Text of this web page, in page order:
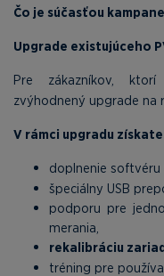
Čo je súčasťou
Upgrade existujúceho
Pre zákazníkov,
zvýhodnený upgrade na
V rámci upgradu
doplnenie softvéru
špeciálny USB
podporu pre
merania,
rekalibráciu
tréning pre